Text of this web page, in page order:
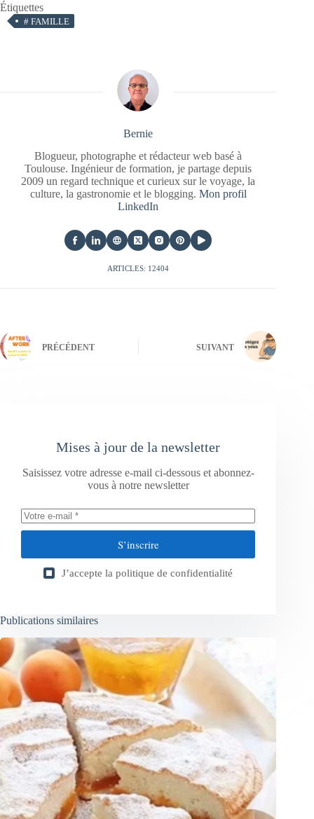
Étiquettes
# FAMILLE
Bernie
Blogueur, photographe et rédacteur web basé à
Toulouse. Ingénieur de formation, je partage depuis
2009 un regard technique et curieux sur le voyage, la
culture, la gastronomie et le blogging. Mon profil
LinkedIn
ARTICLES: 12404
PRÉCÉDENT SUIVANT
Mises à jour de la newsletter
Saisissez votre adresse e-mail ci-dessous et abonnez-
vous à notre newsletter
S’inscrire
J’accepte la politique de confidentialité
Publications similaires